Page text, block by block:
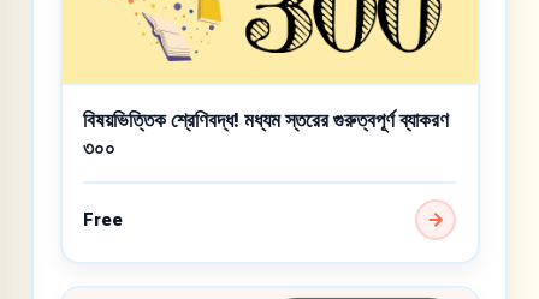
বিষয়ভিত্তিক শ্রেণিবদ্ধ! মধ্যম স্তরের গুরুত্বপূর্ণ ব্যাকরণ
৩০০
Free